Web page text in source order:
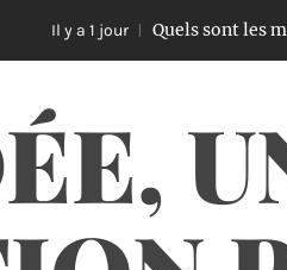
a 1 jour Quels sont les